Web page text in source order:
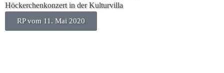
Höckerchenkonzert in der Kulturvilla
RP vom 11. Mai 2020